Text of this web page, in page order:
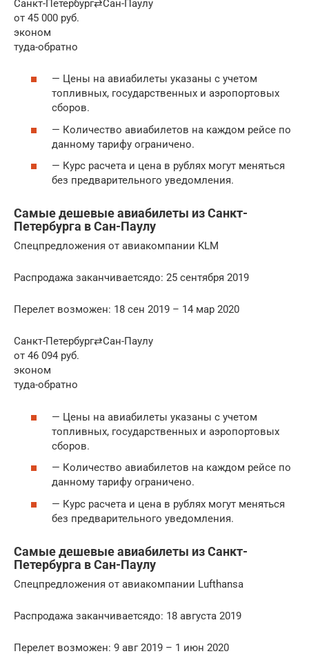
Санкт-Петербург⇄Сан-Паулу
от 45 000 руб.
эконом
туда-обратно
— Цены на авиабилеты указаны с учетом
топливных, государственных и аэропортовых
сборов.
— Количество авиабилетов на каждом рейсе по
данному тарифу ограничено.
— Курс расчета и цена в рублях могут меняться
без предварительного уведомления.
Самые дешевые авиабилеты из Санкт-
Петербурга в Сан-Паулу
Спецпредложения от авиакомпании KLM
Распродажа заканчиваетсядо: 25 сентября 2019
Перелет возможен: 18 сен 2019 – 14 мар 2020
Санкт-Петербург⇄Сан-Паулу
от 46 094 руб.
эконом
туда-обратно
— Цены на авиабилеты указаны с учетом
топливных, государственных и аэропортовых
сборов.
— Количество авиабилетов на каждом рейсе по
данному тарифу ограничено.
— Курс расчета и цена в рублях могут меняться
без предварительного уведомления.
Самые дешевые авиабилеты из Санкт-
Петербурга в Сан-Паулу
Спецпредложения от авиакомпании Lufthansa
Распродажа заканчиваетсядо: 18 августа 2019
Перелет возможен: 9 авг 2019 – 1 июн 2020